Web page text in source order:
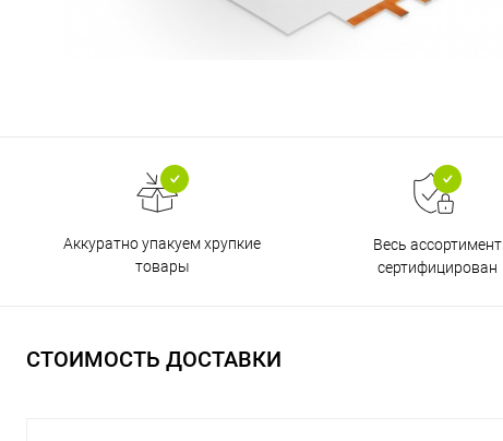
Аккуратно упакуем хрупкие
товары
Весь ассортимент
сертифицирован
СТОИМОСТЬ ДОСТАВКИ